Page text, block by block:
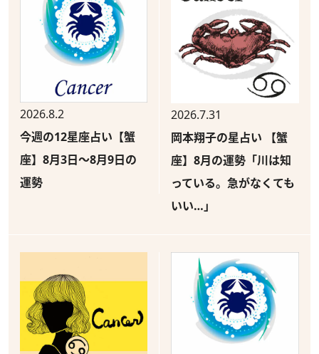
2026.8.2
今週の12星座占い【蟹
座】8月3日～8月9日の
運勢
2026.7.31
岡本翔子の星占い 【蟹
座】8月の運勢「川は知
っている。急がなくても
いい…」